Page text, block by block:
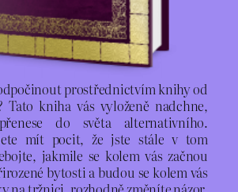
prostřednictvím knihy od
Tato kniha vás vyloženě nadchne,
do světa alternativního.
mít pocit, že jste stále v tom
jakmile se kolem vás začnou
bytosti a budou se kolem vás